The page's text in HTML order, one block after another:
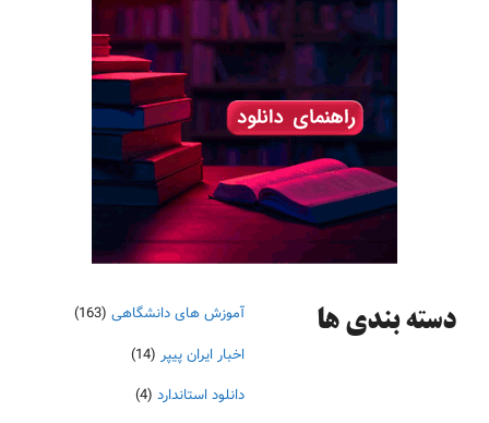
دسته‌ بندی ها آموزش های دانشگاهی (163)
اخبار ایران پیپر (14)
دانلود استاندارد (4)